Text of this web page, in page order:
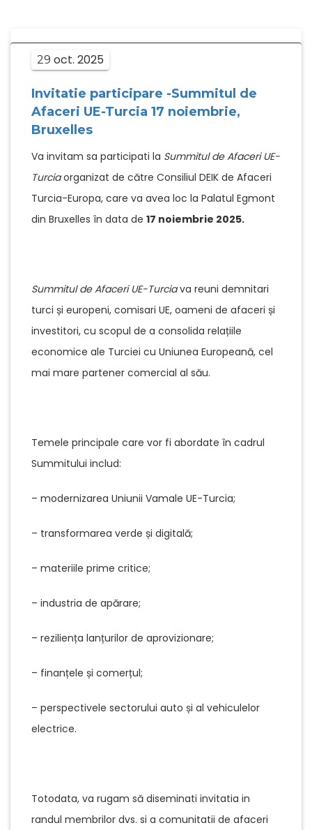
29 oct. 2025
Invitatie participare -Summitul de
Afaceri UE-Turcia 17 noiembrie,
Bruxelles
Va invitam sa participati la Summitul de Afaceri UE-
Turciaorganizat de către Consiliul DEIK de Afaceri
Turcia-Europa, care va avea loc la Palatul Egmont
din Bruxelles în data de 17 noiembrie 2025.
Summitul de Afaceri UE-Turciava reuni demnitari
turci și europeni, comisari UE, oameni de afaceri și
investitori, cu scopul de a consolida relațiile
economice ale Turciei cu Uniunea Europeană, cel
mai mare partener comercial al său.
Temele principale care vor fi abordate în cadrul
Summitului includ:
– modernizarea Uniunii Vamale UE-Turcia;
– transformarea verde și digitală;
– materiile prime critice;
– industria de apărare;
– reziliența lanțurilor de aprovizionare;
– finanțele și comerțul;
– perspectivele sectorului auto și al vehiculelor
electrice.
Totodata, va rugam să diseminati invitatia in
randul membrilor dvs. si a comunitatii de afaceri